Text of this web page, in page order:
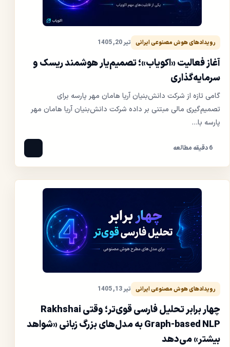
رویدادهای هوش مصنوعی ایرانی تیر 20, 1405
آغاز فعالیت «اکویاب»؛ تصمیم‌یار هوشمند ریسک و
سرمایه‌گذاری
گامی تازه از شرکت دانش‌بنیان آریا هامان مهر پارسه برای
تصمیم‌گیری مالی مبتنی بر داده شرکت دانش‌بنیان آریا هامان مهر
پارسه با...
6 دقیقه مطالعه
رویدادهای هوش مصنوعی ایرانی تیر 13, 1405
چهار برابر تحلیل فارسی قوی‌تر؛ وقتی Rakhshai
Graph-based NLP به مدل‌های بزرگ زبانی «شواهد
بیشتر» می‌دهد